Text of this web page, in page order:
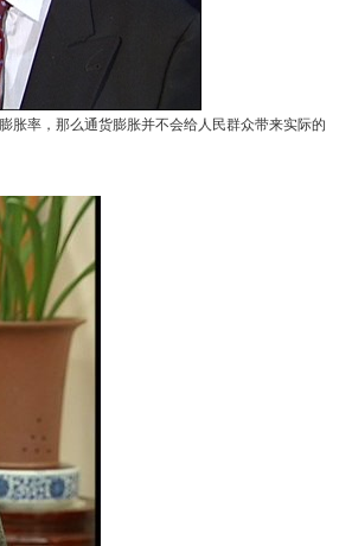
率，那么通货膨胀并不会给人民群众带来实际的